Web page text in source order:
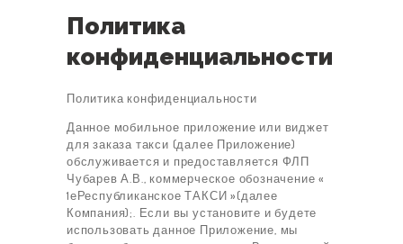
Политика
конфиденциальности
Политика конфиденциальности
Данное мобильное приложение или виджет
для заказа такси (далее Приложение)
обслуживается и предоставляется ФЛП
Чубарев А.В., коммерческое обозначение «
1еРеспубликанское ТАКСИ »(далее
Компания);. Если вы установите и будете
использовать данное Приложение, мы